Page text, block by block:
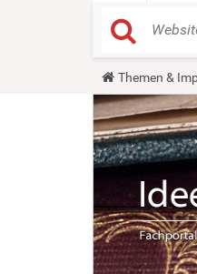
Y
o
u
a
r
e
h
e
:
Themen &